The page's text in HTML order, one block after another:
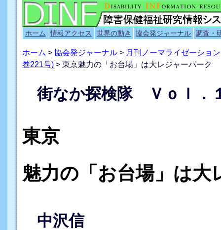
ホーム 情報アクセス 世界の動き 協会発ジャーナル 調査・
ホーム > 協会発ジャーナル> 月刊ノーマライゼーション
巻221号)> 東京魅力の「お台場」は大レジャーパーク
街なか探検隊 Ｖｏｌ．
東京
魅力の「お台場」は大
中沢信